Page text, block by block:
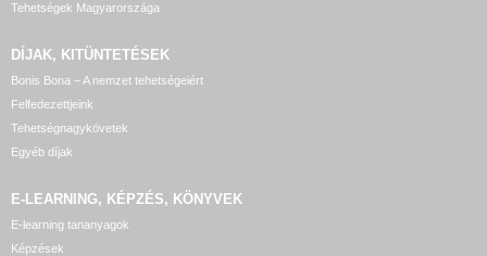
Tehetségek Magyarországa
DÍJAK, KITÜNTETÉSEK
Bonis Bona – A nemzet tehetségeiért
Felfedezettjeink
Tehetségnagykövetek
Egyéb díjak
E-LEARNING, KÉPZÉS, KÖNYVEK
E-learning tananyagok
Képzések